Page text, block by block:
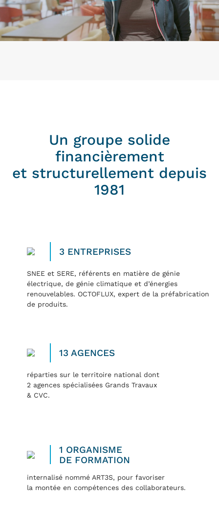
Un groupe solide
financièrement
et structurellement depuis
1981
3 ENTREPRISES
SNEE et SERE, référents en matière de génie
électrique, de génie climatique et d’énergies
renouvelables. OCTOFLUX, expert de la préfabrication
de produits.
13 AGENCES
réparties sur le territoire national dont
2 agences spécialisées Grands Travaux
& CVC.
1 ORGANISME
DE FORMATION
internalisé nommé ART3S, pour favoriser
la montée en compétences des collaborateurs.